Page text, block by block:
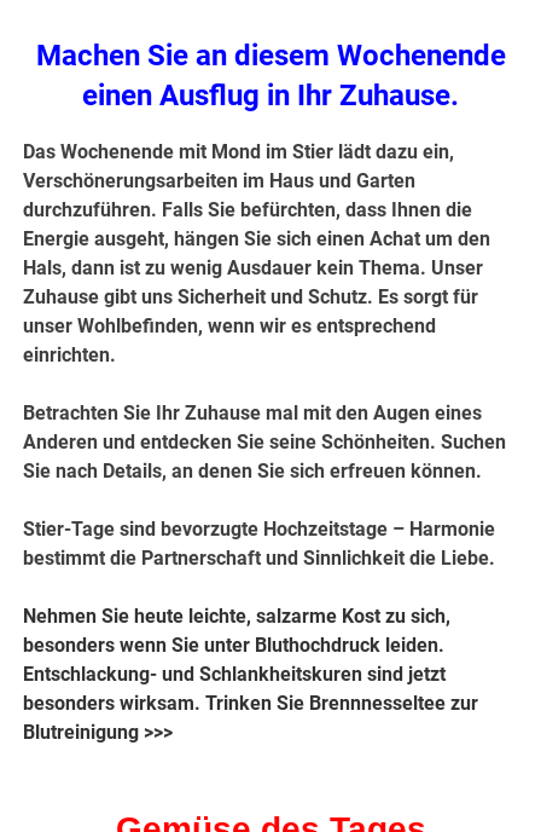
Machen Sie an diesem Wochenende
einen Ausflug in Ihr Zuhause.
Das Wochenende mit Mond im Stier lädt dazu ein,
Verschönerungsarbeiten im Haus und Garten
durchzuführen. Falls Sie befürchten, dass Ihnen die
Energie ausgeht, hängen Sie sich einen Achat um den
Hals, dann ist zu wenig Ausdauer kein Thema. Unser
Zuhause gibt uns Sicherheit und Schutz. Es sorgt für
unser Wohlbefinden, wenn wir es entsprechend
einrichten.
Betrachten Sie Ihr Zuhause mal mit den Augen eines
Anderen und entdecken Sie seine Schönheiten. Suchen
Sie nach Details, an denen Sie sich erfreuen können.
Stier-Tage sind bevorzugte Hochzeitstage – Harmonie
bestimmt die Partnerschaft und Sinnlichkeit die Liebe.
Nehmen Sie heute leichte, salzarme Kost zu sich,
besonders wenn Sie unter Bluthochdruck leiden.
Entschlackung- und Schlankheitskuren sind jetzt
besonders wirksam.Trinken Sie Brennnesseltee zur
Blutreinigung >>>